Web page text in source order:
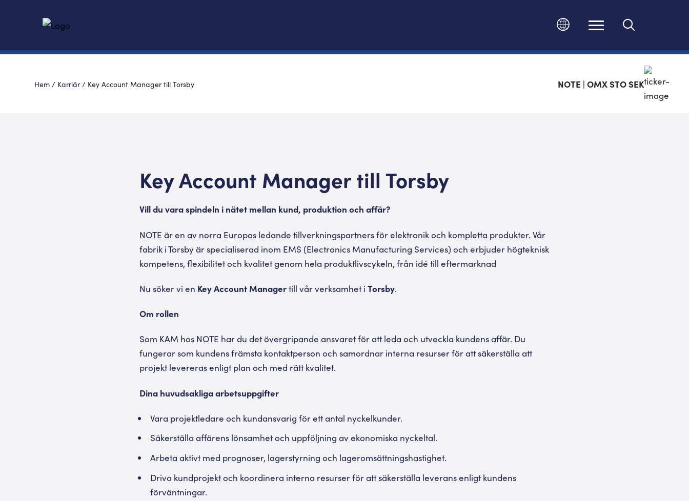
Ändra språk
Hem / Karriär/ Key Account Manager till Torsby NOTE | OMX STO SEK
Key Account Manager till Torsby
Vill du vara spindeln i nätet mellan kund, produktion och affär?
NOTE är en av norra Europas ledande tillverkningspartners för elektronik och kompletta produkter. Vår
fabrik i Torsby är specialiserad inom EMS (Electronics Manufacturing Services) och erbjuder högteknisk
kompetens, flexibilitet och kvalitet genom hela produktlivscykeln, från idé till eftermarknad
Nu söker vi en Key Account Managertill vår verksamhet i Torsby.
Om rollen
Som KAM hos NOTE har du det övergripande ansvaret för att leda och utveckla kundens affär. Du
fungerar som kundens främsta kontaktperson och samordnar interna resurser för att säkerställa att
projekt levereras enligt plan och med rätt kvalitet.
Dina huvudsakliga arbetsuppgifter
Vara projektledare och kundansvarig för ett antal nyckelkunder.
Säkerställa affärens lönsamhet och uppföljning av ekonomiska nyckeltal.
Arbeta aktivt med prognoser, lagerstyrning och lageromsättningshastighet.
Driva kundprojekt och koordinera interna resurser för att säkerställa leverans enligt kundens
förväntningar.